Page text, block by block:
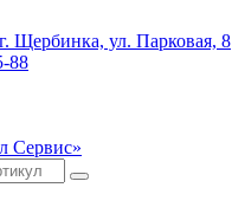
Щербинка, ул. Парковая, 8
88